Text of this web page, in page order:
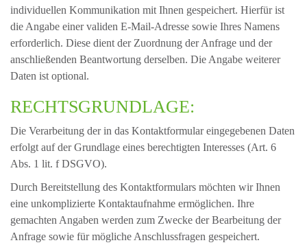
individuellen Kommunikation mit Ihnen gespeichert. Hierfür ist
die Angabe einer validen E-Mail-Adresse sowie Ihres Namens
erforderlich. Diese dient der Zuordnung der Anfrage und der
anschließenden Beantwortung derselben. Die Angabe weiterer
Daten ist optional.
RECHTSGRUNDLAGE:
Die Verarbeitung der in das Kontaktformular eingegebenen Daten
erfolgt auf der Grundlage eines berechtigten Interesses (Art. 6
Abs. 1 lit. f DSGVO).
Durch Bereitstellung des Kontaktformulars möchten wir Ihnen
eine unkomplizierte Kontaktaufnahme ermöglichen. Ihre
gemachten Angaben werden zum Zwecke der Bearbeitung der
Anfrage sowie für mögliche Anschlussfragen gespeichert.